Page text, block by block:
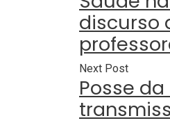
discurso
Next Post
Posse